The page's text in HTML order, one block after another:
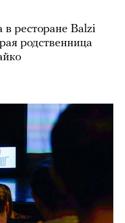
в ресторане Balzi
родственница